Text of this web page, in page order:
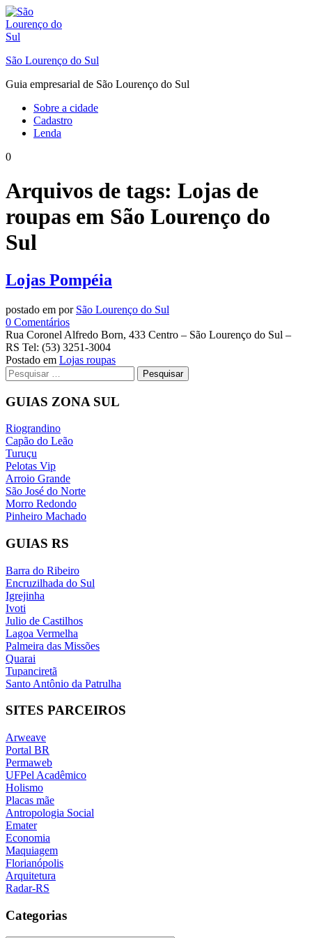
Ir
para
o
São Lourenço do Sul
Guia empresarial de São Lourenço do Sul
Sobre a cidade
Cadastro
Lenda
0
Arquivos de tags: Lojas de
roupas em São Lourenço do
Sul
Lojas Pompéia
postado em por São Lourenço do Sul
0 Comentáriosem
Lojas
Pompéia
Rua Coronel Alfredo Born, 433 Centro – São Lourenço do Sul –
RS Tel: (53) 3251-3004
Postado em Lojas roupas
Navegação
de
postagens
Pesquisar
por:
GUIAS ZONA SUL
Riograndino
Capão do Leão
Turuçu
Pelotas Vip
Arroio Grande
São José do Norte
Morro Redondo
Pinheiro Machado
GUIAS RS
Barra do Ribeiro
Encruzilhada do Sul
Igrejinha
Ivoti
Julio de Castilhos
Lagoa Vermelha
Palmeira das Missões
Quarai
Tupanciretã
Santo Antônio da Patrulha
SITES PARCEIROS
Arweave
Portal BR
Permaweb
UFPel Acadêmico
Holismo
Placas mãe
Antropologia Social
Emater
Economia
Maquiagem
Florianópolis
Arquitetura
Radar-RS
Categorias